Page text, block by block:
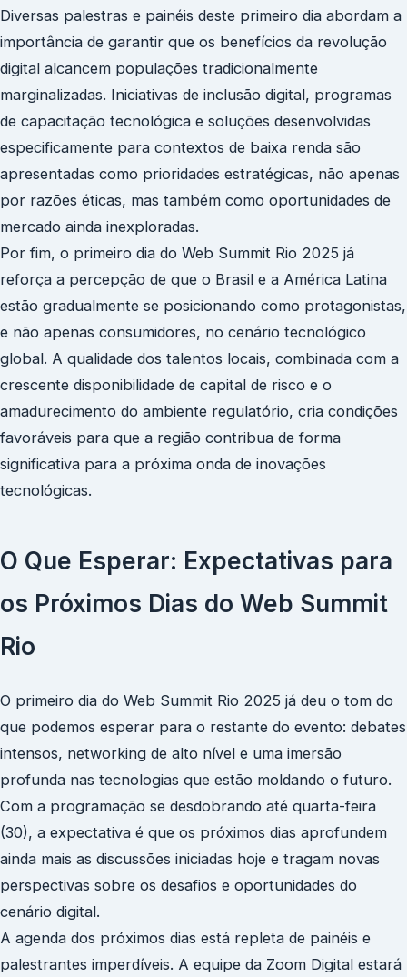
Diversas palestras e painéis deste primeiro dia abordam a
importância de garantir que os benefícios da revolução
digital alcancem populações tradicionalmente
marginalizadas. Iniciativas de inclusão digital, programas
de capacitação tecnológica e soluções desenvolvidas
especificamente para contextos de baixa renda são
apresentadas como prioridades estratégicas, não apenas
por razões éticas, mas também como oportunidades de
mercado ainda inexploradas.
Por fim, o primeiro dia do Web Summit Rio 2025 já
reforça a percepção de que o Brasil e a América Latina
estão gradualmente se posicionando como protagonistas,
e não apenas consumidores, no cenário tecnológico
global. A qualidade dos talentos locais, combinada com a
crescente disponibilidade de capital de risco e o
amadurecimento do ambiente regulatório, cria condições
favoráveis para que a região contribua de forma
significativa para a próxima onda de inovações
tecnológicas.
O Que Esperar: Expectativas para
os Próximos Dias do Web Summit
Rio
O primeiro dia do Web Summit Rio 2025 já deu o tom do
que podemos esperar para o restante do evento: debates
intensos, networking de alto nível e uma imersão
profunda nas tecnologias que estão moldando o futuro.
Com a programação se desdobrando até quarta-feira
(30), a expectativa é que os próximos dias aprofundem
ainda mais as discussões iniciadas hoje e tragam novas
perspectivas sobre os desafios e oportunidades do
cenário digital.
A agenda dos próximos dias está repleta de painéis e
palestrantes imperdíveis. A equipe da Zoom Digital estará